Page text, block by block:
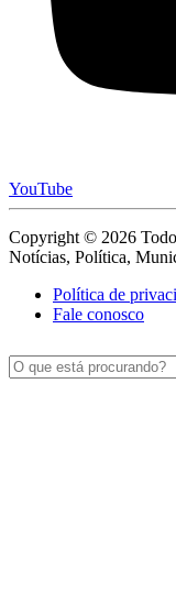
YouTube
Copyright © 2026
Notícias, Política,
Política de
Fale conosco